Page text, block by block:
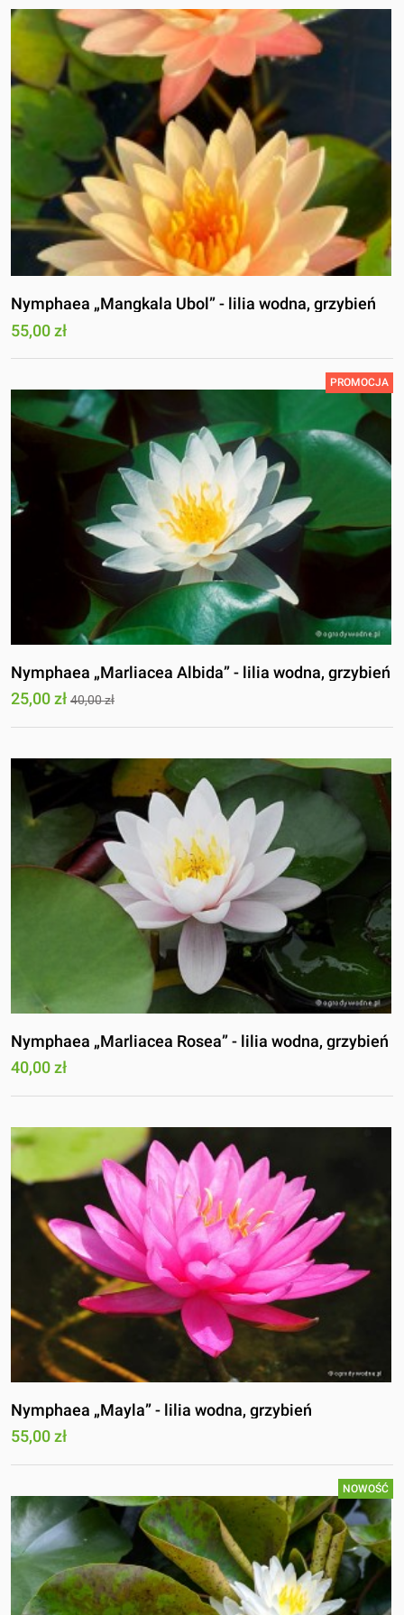
Nymphaea „Mangkala Ubol” - lilia wodna, grzybień
55,00 zł
Nymphaea „Marliacea Albida” - lilia wodna, grzybień
25,00 zł 40,00 zł
PROMOCJA
Nymphaea „Marliacea Rosea” - lilia wodna, grzybień
40,00 zł
Nymphaea „Mayla” - lilia wodna, grzybień
55,00 zł
NOWOŚĆ